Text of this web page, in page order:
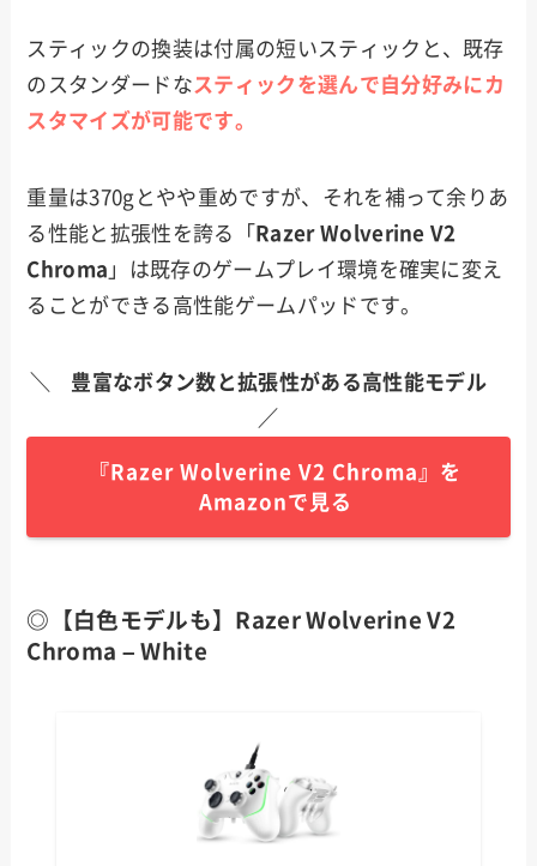
スティックの換装は付属の短いスティックと、既存
のスタンダードな スティックを選んで自分好みにカ
スタマイズが可能です。
重量は370gとやや重めですが、それを補って余りあ
る性能と拡張性を誇る「 Razer Wolverine V2
Chroma 」は既存のゲームプレイ環境を確実に変え
ることができる高性能ゲームパッドです。
＼ 豊富なボタン数と拡張性がある高性能モデル
／
『Razer Wolverine V2 Chroma』を
Amazonで見る
◎【白色モデルも】Razer Wolverine V2
Chroma – White